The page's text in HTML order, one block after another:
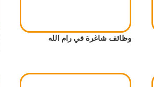
وظائف شاغرة في رام الله